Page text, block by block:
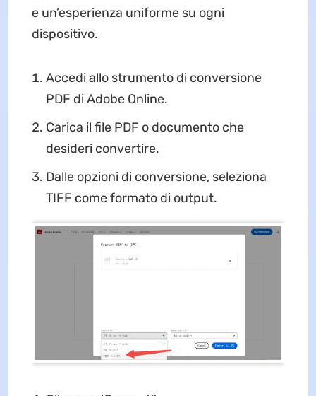
e un’esperienza uniforme su ogni
dispositivo.
Accedi allo strumento di conversione
PDF di Adobe Online.
Carica il file PDF o documento che
desideri convertire.
Dalle opzioni di conversione, seleziona
TIFF come formato di output.